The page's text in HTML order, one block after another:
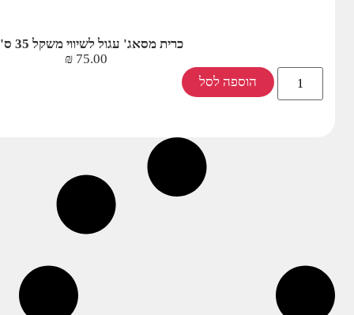
כרית מסאג' עגול לשיווי משקל 35 ס"מ
75.00
₪
הוספה לסל